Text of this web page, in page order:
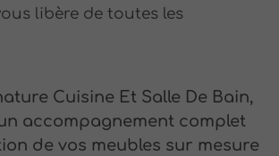
libère de toutes les
Cuisine Et Salle De Bain,
accompagnement complet
de vos meubles sur mesure